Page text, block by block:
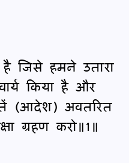
जिसे हमने उतारा
किया है और
(आदेश) अवतरित
ग्रहण करो॥1॥